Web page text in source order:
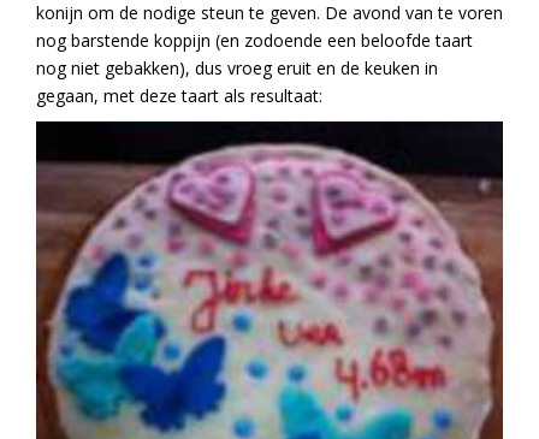
konijn om de nodige steun te geven. De avond van te voren
nog barstende koppijn (en zodoende een beloofde taart
nog niet gebakken), dus vroeg eruit en de keuken in
gegaan, met deze taart als resultaat: